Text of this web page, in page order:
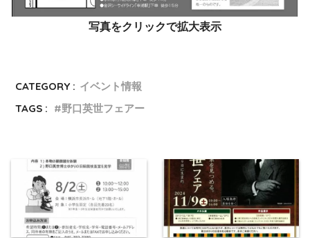
写真をクリックで拡大表示
CATEGORY : イベント情報
TAGS :
野口英世フェアー